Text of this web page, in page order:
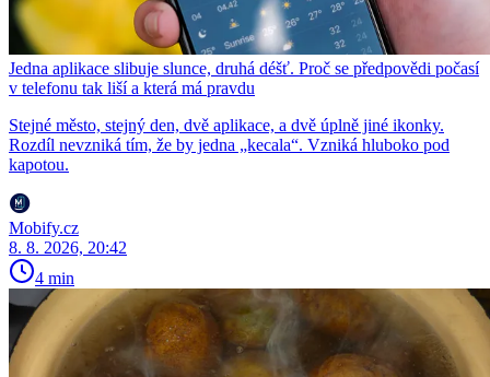
Jedna aplikace slibuje slunce, druhá déšť. Proč se předpovědi počasí
v telefonu tak liší a která má pravdu
Stejné město, stejný den, dvě aplikace, a dvě úplně jiné ikonky.
Rozdíl nevzniká tím, že by jedna „kecala“. Vzniká hluboko pod
kapotou.
Mobify.cz
8. 8. 2026, 20:42
4 min